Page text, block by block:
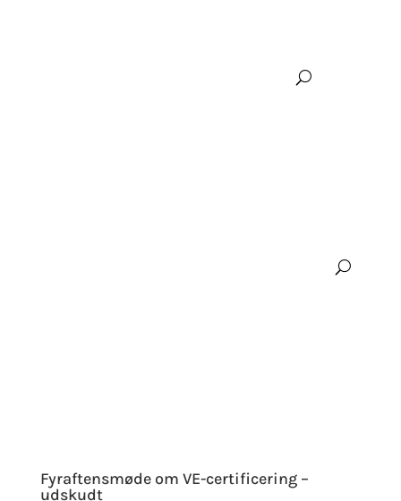
Fyraftensmøde om VE-certificering –
udskudt